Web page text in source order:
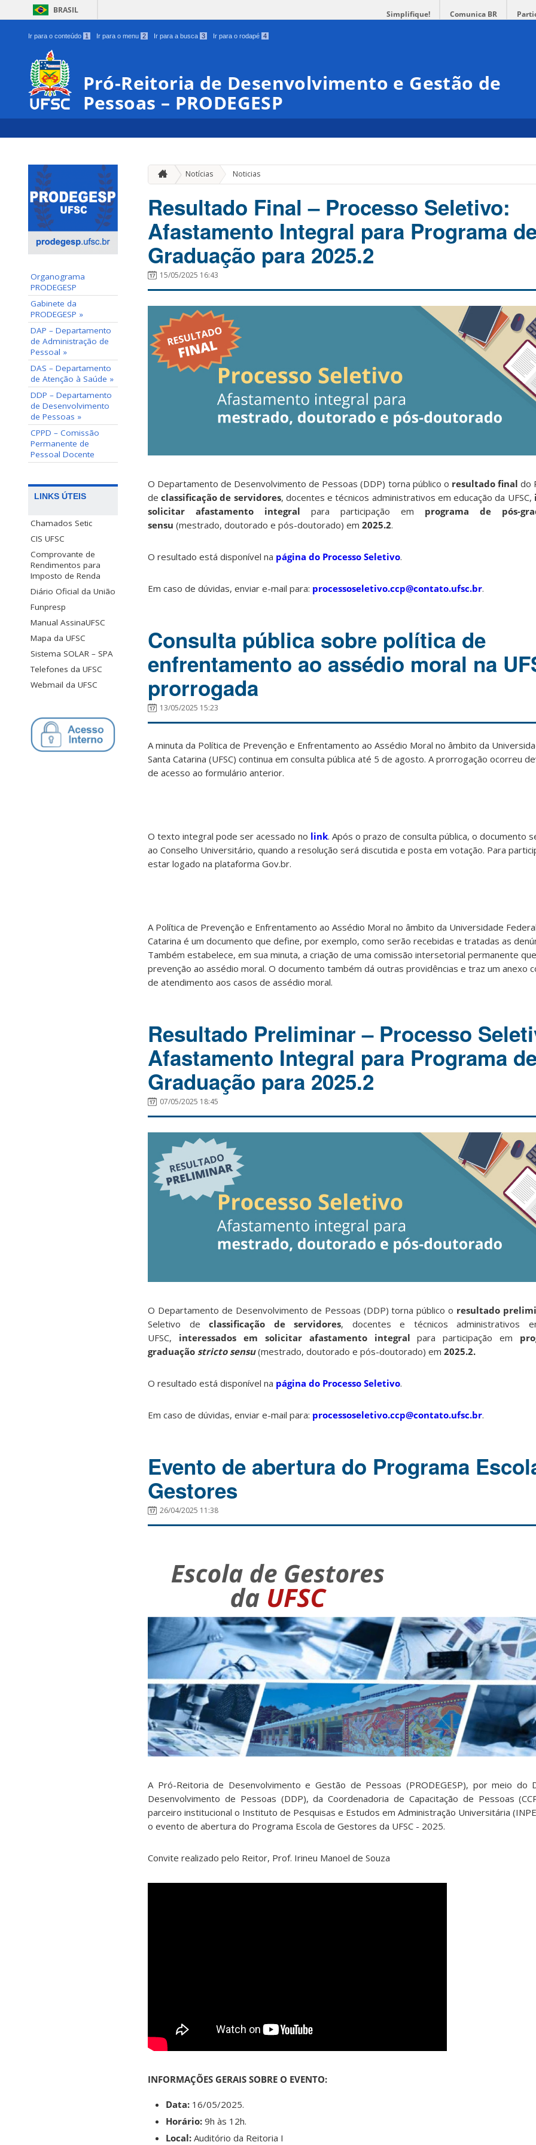
BRASIL Simplifique! Comunica BR
Ir para o conteúdo 1 Ir para o menu 2 Ir para a busca 3 Ir para o rodapé 4
Pró-Reitoria de Desenvolvimento e Gestão de
Pessoas – PRODEGESP
Organograma
PRODEGESP
Gabinete da
PRODEGESP »
DAP – Departamento
de Administração de
Pessoal »
DAS – Departamento
de Atenção à Saúde »
DDP – Departamento
de Desenvolvimento
de Pessoas »
CPPD – Comissão
Permanente de
Pessoal Docente
LINKS ÚTEIS
Chamados Setic
CIS UFSC
Comprovante de
Rendimentos para
Imposto de Renda
Diário Oficial da União
Funpresp
Manual AssinaUFSC
Mapa da UFSC
Sistema SOLAR – SPA
Telefones da UFSC
Webmail da UFSC
Notícias Noticias
Resultado Final – Processo Seletivo:
Afastamento Integral para Programa
Graduação para 2025.2
15/05/2025 16:43
O Departamento de Desenvolvimento de Pessoas (DDP) torna público o resultado final do
declassificação de servidores, docentes e técnicos administrativos em educação da UFSC,
solicitar afastamento integral para participação em programa de pós-
sensu (mestrado, doutorado e pós-doutorado) em 2025.2.
O resultado está disponível na página do Processo Seletivo.
Em caso de dúvidas, enviar e-mail para: processoseletivo.ccp@contato.ufsc.br.
Consulta pública sobre política de
enfrentamento ao assédio moral na
prorrogada
13/05/2025 15:23
A minuta da Política de Prevenção e Enfrentamento ao Assédio Moral no âmbito da
Santa Catarina (UFSC) continua em consulta pública até 5 de agosto. A prorrogação ocorreu
de acesso ao formulário anterior.
O texto integral pode ser acessado no link. Após o prazo de consulta pública, o documento
ao Conselho Universitário, quando a resolução será discutida e posta em votação. Para
estar logado na plataforma Gov.br.
A Política de Prevenção e Enfrentamento ao Assédio Moral no âmbito da Universidade
Catarina é um documento que define, por exemplo, como serão recebidas e tratadas as
Também estabelece, em sua minuta, a criação de uma comissão intersetorial permanente
prevenção ao assédio moral. O documento também dá outras providências e traz um anexo
de atendimento aos casos de assédio moral.
Resultado Preliminar – Processo
Afastamento Integral para Programa
Graduação para 2025.2
07/05/2025 18:45
O Departamento de Desenvolvimento de Pessoas (DDP) torna público o resultado
Seletivo declassificação de servidores, docentes e técnicos administrativos
UFSC, interessados em solicitar afastamento integral para participação em
graduação stricto sensu(mestrado, doutorado e pós-doutorado) em 2025.2.
O resultado está disponível na página do Processo Seletivo.
Em caso de dúvidas, enviar e-mail para: processoseletivo.ccp@contato.ufsc.br.
Evento de abertura do Programa
Gestores
26/04/2025 11:38
A Pró-Reitoria de Desenvolvimento e Gestão de Pessoas (PRODEGESP), por meio do
Desenvolvimento de Pessoas (DDP), da Coordenadoria de Capacitação de Pessoas
parceiro institucional o Instituto de Pesquisas e Estudos em Administração Universitária
o evento de abertura do Programa Escola de Gestores da UFSC - 2025.
Convite realizado pelo Reitor, Prof. Irineu Manoel de Souza
INFORMAÇÕES GERAIS SOBRE O EVENTO:
Data: 16/05/2025.
Horário: 9h às 12h.
Local: Auditório da Reitoria I